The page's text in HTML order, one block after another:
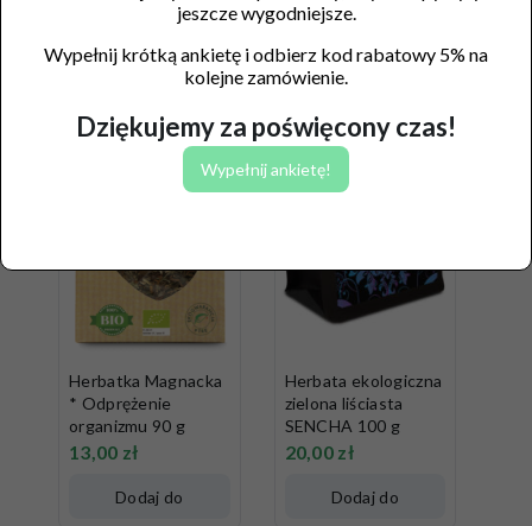
Herbatka Magnacka
* Odprężenie
organizmu 90 g
13,00 zł
Dodaj do
Herbata ekologiczna
zielona liściasta
SENCHA 100 g
20,00 zł
Dodaj do
jeszcze wygodniejsze.
Wypełnij krótką ankietę i odbierz kod rabatowy 5% na
kolejne zamówienie.
Dziękujemy za poświęcony czas!
Wypełnij ankietę!